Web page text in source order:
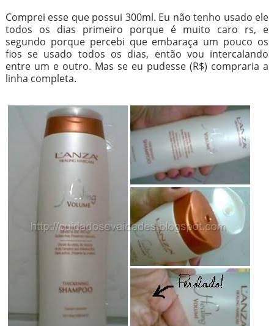
Comprei esse que possui 300ml. Eu não tenho usado ele
todos os dias primeiro porque é muito caro rs, e
segundo porque percebi que embaraça um pouco os
fios se usado todos os dias, então vou intercalando
entre um e outro. Mas se eu pudesse (R$) compraria a
linha completa.